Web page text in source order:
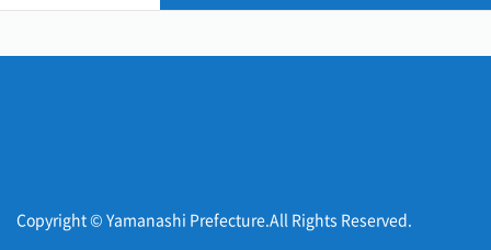
Copyright © Yamanashi Prefecture.All Rights Reserved.